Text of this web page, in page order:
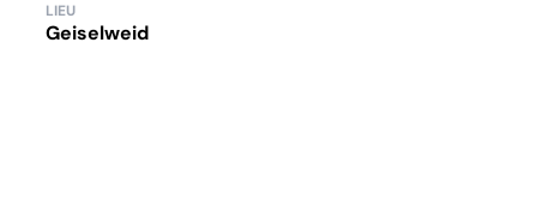
LIEU
Geiselweid